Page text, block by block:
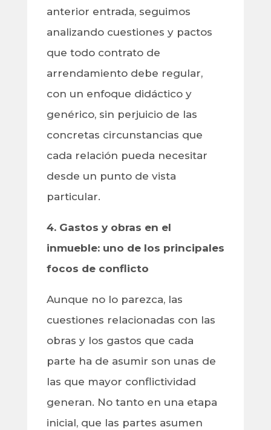
anterior entrada, seguimos
analizando cuestiones y pactos
que todo contrato de
arrendamiento debe regular,
con un enfoque didáctico y
genérico, sin perjuicio de las
concretas circunstancias que
cada relación pueda necesitar
desde un punto de vista
particular.
4. Gastos y obras en el
inmueble: uno de los principales
focos de conflicto
Aunque no lo parezca, las
cuestiones relacionadas con las
obras y los gastos que cada
parte ha de asumir son unas de
las que mayor conflictividad
generan. No tanto en una etapa
inicial, que las partes asumen